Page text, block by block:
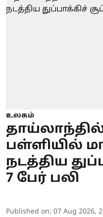
உலகம்
பள்ளியில்
நடத்திய
7 பேர் பலி
Published on: 07 Aug 2026,